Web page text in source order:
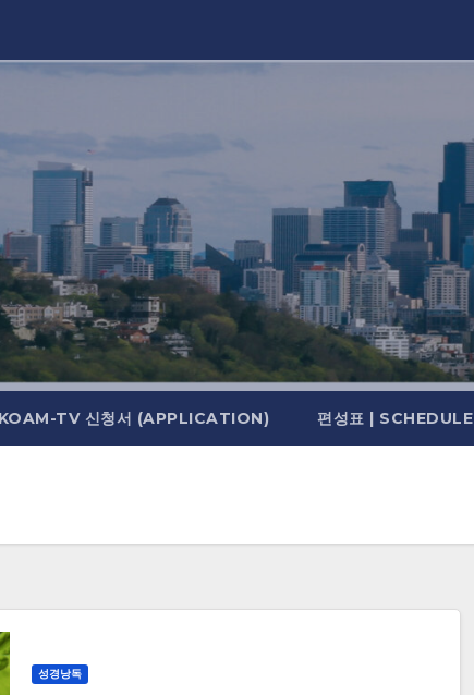
KOAM-TV 신청서 (APPLICATION) 편성표 | SCHEDULE
성경낭독